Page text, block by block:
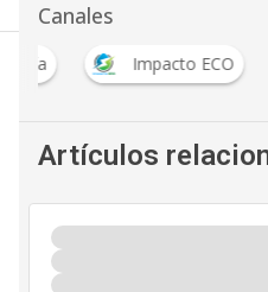
Canales
Impacto ECO
Artículos